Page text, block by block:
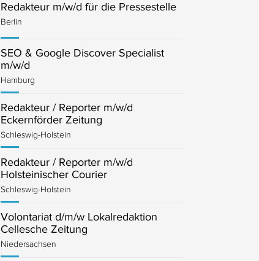
Redakteur m/w/d für die Pressestelle
Berlin
SEO & Google Discover Specialist
m/w/d
Hamburg
Redakteur / Reporter m/w/d
Eckernförder Zeitung
Schleswig-Holstein
Redakteur / Reporter m/w/d
Holsteinischer Courier
Schleswig-Holstein
Volontariat d/m/w Lokalredaktion
Cellesche Zeitung
Niedersachsen